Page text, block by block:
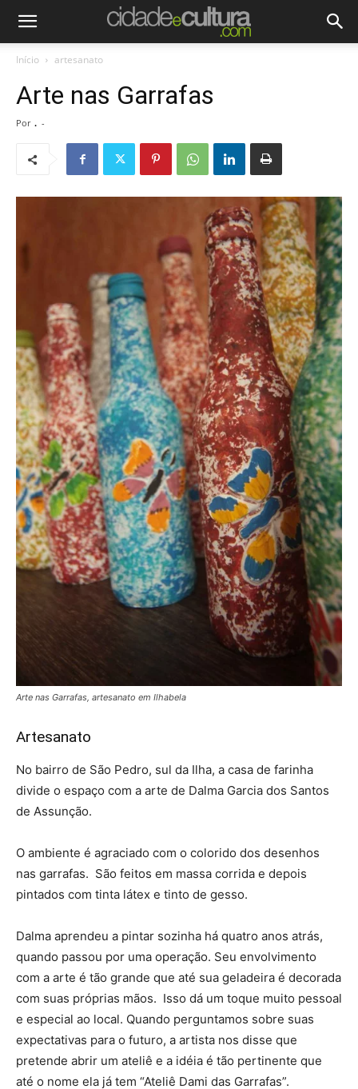
Início artesanato
Arte nas Garrafas
Por . -
Arte nas Garrafas, artesanato em Ilhabela
Artesanato
No bairro de São Pedro, sul da Ilha, a casa de farinha
divide o espaço com a arte de Dalma Garcia dos Santos
de Assunção.
O ambiente é agraciado com o colorido dos desenhos
nas garrafas. São feitos em massa corrida e depois
pintados com tinta látex e tinto de gesso.
Dalma aprendeu a pintar sozinha há quatro anos atrás,
quando passou por uma operação. Seu envolvimento
com a arte é tão grande que até sua geladeira é decorada
com suas próprias mãos. Isso dá um toque muito pessoal
e especial ao local. Quando perguntamos sobre suas
expectativas para o futuro, a artista nos disse que
pretende abrir um ateliê e a idéia é tão pertinente que
até o nome ela já tem “Ateliê Dami das Garrafas”.